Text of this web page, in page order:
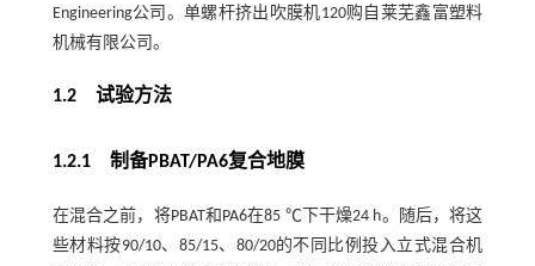
Engineering公司。单螺杆挤出吹膜机120购自莱芜鑫富塑料
机械有限公司。
1.2 试验方法
1.2.1 制备PBAT/PA6复合地膜
在混合之前，将PBAT和PA6在85 ℃下干燥24 h。随后，将这
些材料按90/10、85/15、80/20的不同比例投入立式混合机